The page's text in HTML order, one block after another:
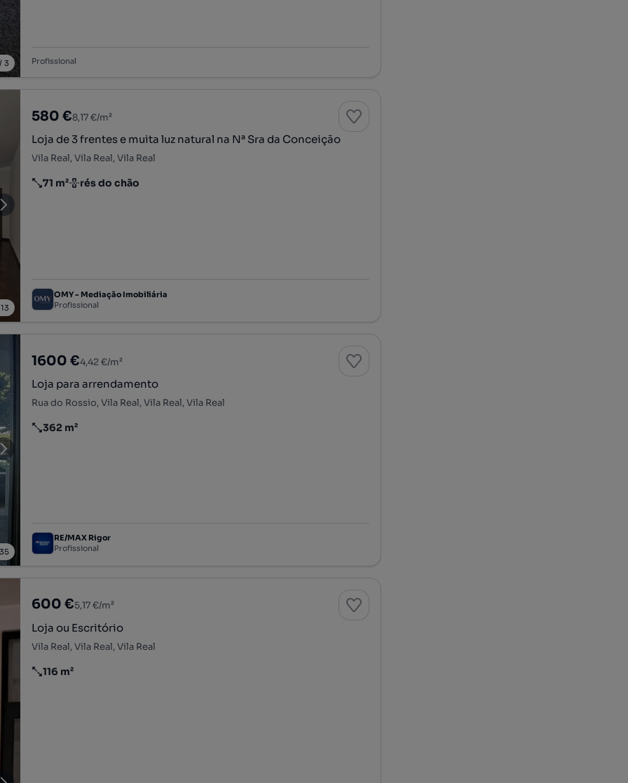
3 Profissional
13
580 €8,17 €/m²
Loja de 3 frentes e muita luz natural na Nª Sra da Conceição
Vila Real, Vila Real, Vila Real
Preço por metro quadrado
71 m²
Andar rés do chão
OMY - Mediação Imobiliária
Profissional
35
1600 €4,42 €/m²
Loja para arrendamento
Rua do Rossio, Vila Real, Vila Real, Vila Real
Preço por metro quadrado
362 m²
RE/MAX Rigor
Profissional
600 €5,17 €/m²
Loja ou Escritório
Vila Real, Vila Real, Vila Real
Preço por metro quadrado
116 m²